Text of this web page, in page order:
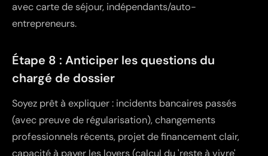
avec carte de séjour, indépendants/auto-
entrepreneurs.
Étape 8 : Anticiper les questions du
chargé de dossier
Soyez prêt à expliquer : incidents bancaires passés
(avec preuve de régularisation), changements
professionnels récents, projet de financement clair,
capacité à payer les loyers (calcul du 'reste à vivre'